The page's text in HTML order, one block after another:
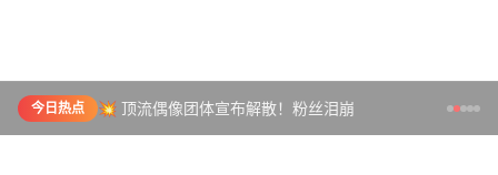
今日热点 💥 顶流偶像团体宣布解散！粉丝泪崩